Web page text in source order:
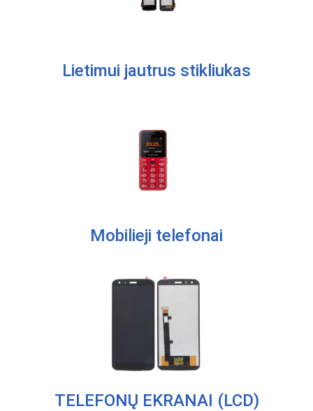
Lietimui jautrus stikliukas
Mobilieji telefonai
TELEFONŲ EKRANAI (LCD)